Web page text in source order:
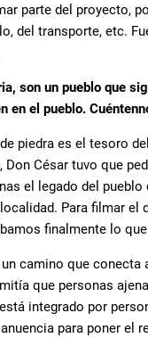
parte del proyecto,
del transporte, etc.
son un pueblo que
en el pueblo.
piedra es el tesoro
César tuvo que
el legado del
Para filmar
finalmente lo
camino que
que personas
integrado por
para poner